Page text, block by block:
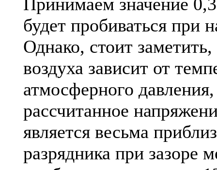
будет пробиваться при
Однако, стоит
воздуха зависит от
атмосферного
рассчитанное
является весьма
разрядника при зазоре